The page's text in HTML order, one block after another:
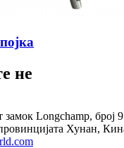
не
Longchamp, број
Хунан,